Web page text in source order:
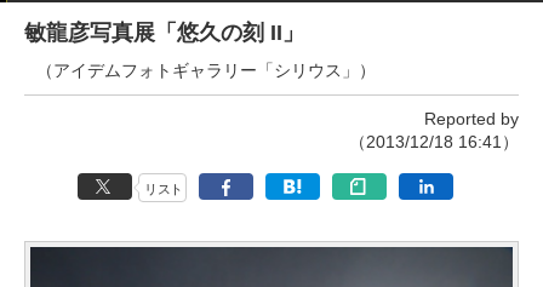
敏龍彦写真展「悠久の刻 II」
（アイデムフォトギャラリー「シリウス」）
Reported by
（2013/12/18 16:41）
リスト